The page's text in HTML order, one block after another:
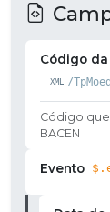
Código
/
Código
BACEN
Evento